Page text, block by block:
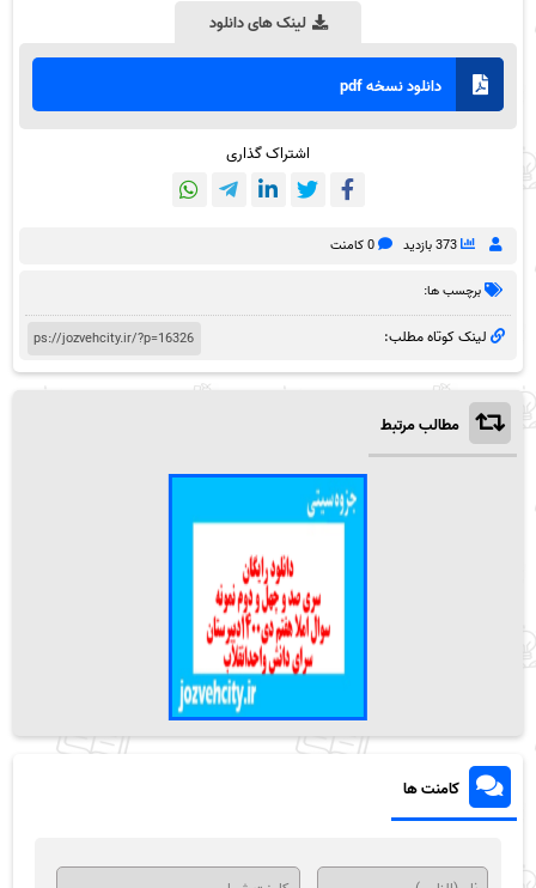
لینک های دانلود
دانلود نسخه pdf
اشتراک گذاری
373 بازدید 0 کامنت
برچسب ها:
لینک کوتاه مطلب:
مطالب مرتبط
کامنت ها